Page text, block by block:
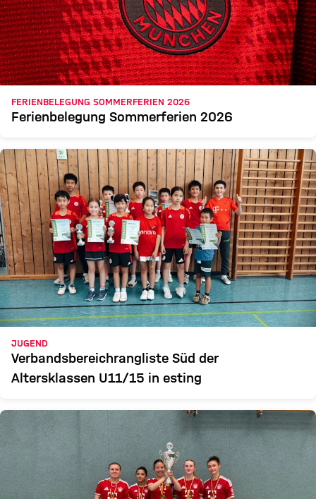
FERIENBELEGUNG SOMMERFERIEN 2026
Ferienbelegung Sommerferien 2026
JUGEND
Verbandsbereichrangliste Süd der
Altersklassen U11/15 in esting